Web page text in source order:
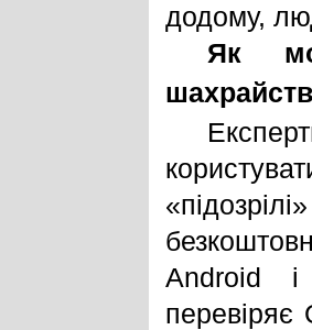
додому,
Як
Android
перевіряє